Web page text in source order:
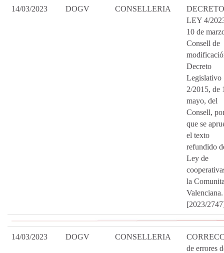
14/03/2023 DOGV CONSELLERIA
DECRETO
LEY 4/
10 de
Consell de
Decreto
Legislativo
2/2015, de
mayo, del
Consell,
que se
el texto
refundido
Ley de
la
Valenciana.
[2023/
14/03/2023 DOGV CONSELLERIA
de errores